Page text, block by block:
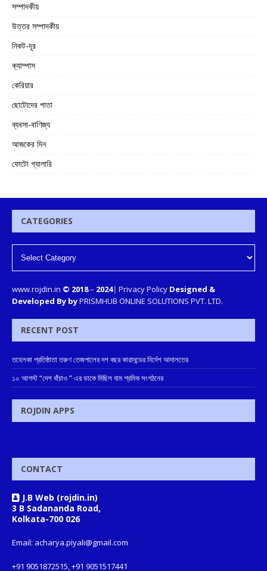
সম্পাদকীয়
উত্তর সম্পাদকীয়
নিকট-দূর
ক্যাম্পাস
কেরিয়ার
ছোটোদের পাতা
ব্যবসা-বাণিজ্য
আজকের দিন
ফোটো গ্যালারি
CATEGORIES
www.rojdin.in © 2018– 2024| Privacy Policy Designed &
Developed By byPRISMHUB ONLINE SOLUTIONS PVT. LTD.
RECENT POST
তহেলকা প্রতিষ্ঠাতা তরুণ তেজপালের দশ বছর কারাদন্ডের নির্দেশ আদালতের
১০ আগস্ট “দেশ বাঁচাও ” এর ডাকে মিছিল বাম শ্রমিক সংগঠনের
ROJDIN APPS
CONTACT
J.B Web (rojdin.in)
3 B Sadananda Road,
Kolkata-700 026
Email: acharya.piyali@gmail.com
+91 9051872515, +91 9051517441